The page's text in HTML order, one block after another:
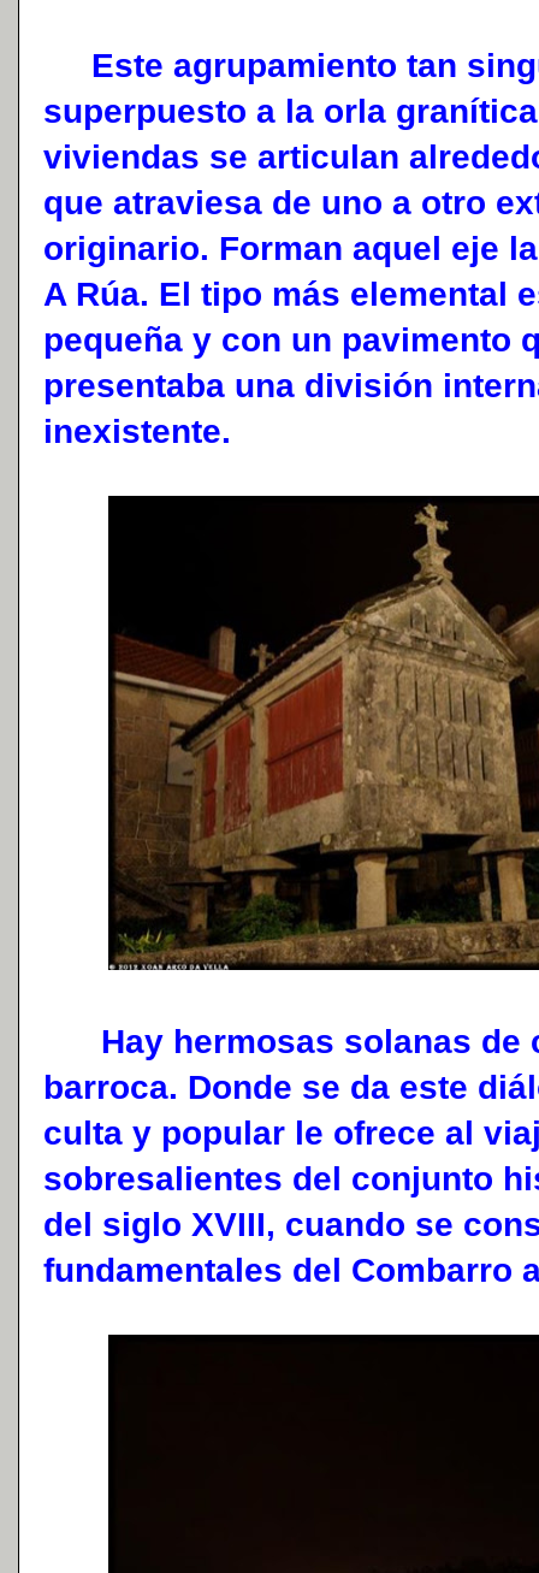
Este agrupamiento tan
superpuesto a la orla
viviendas se articulan
que atraviesa de uno a otro
originario. Forman aquel eje
A Rúa. El tipo más elemental
pequeña y con un pavimento
presentaba una división
inexistente.
Hay hermosas solanas de
barroca. Donde se da este
culta y popular le ofrece al
sobresalientes del conjunto
del siglo XVIII, cuando se
fundamentales del Combarro